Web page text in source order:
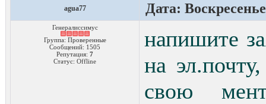
agua77 Дата:
Генералиссимус
Группа: Проверенные
Сообщений: 1505
Репутация: 7
Статус: Offline
напишите
на
свою